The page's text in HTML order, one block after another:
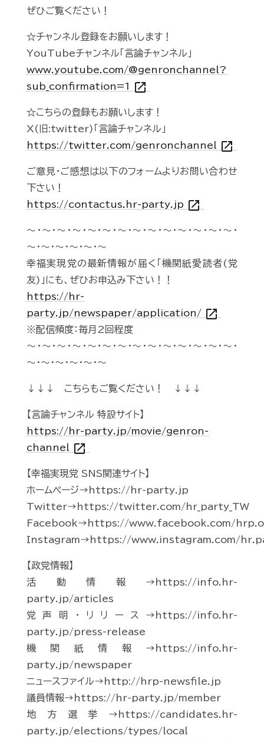
ぜひご覧ください！
☆チャンネル登録をお願いします！
YouTubeチャンネル「言論チャンネル」
www.youtube.com/@genronchannel?
sub_confirmation=1 open_in_new
☆こちらの登録もお願いします！
X(旧:twitter)「言論チャンネル」
https://twitter.com/genronchannel open_in_new
ご意見・ご感想は以下のフォームよりお問い合わせ
下さい！
https://contactus.hr-party.jp open_in_new
～・～・～・～・～・～・～・～・～・～・～・～・～・～・
～・～・～・～・～・～
幸福実現党の最新情報が届く「機関紙愛読者(党
友)」にも、ぜひお申込み下さい！！
https://hr-
party.jp/newspaper/application/ open_in_new
※配信頻度：毎月2回程度
～・～・～・～・～・～・～・～・～・～・～・～・～・～・
～・～・～・～・～・～
↓↓↓ こちらもご覧ください！ ↓↓↓
【言論チャンネル 特設サイト】
https://hr-party.jp/movie/genron-
channel open_in_new
【幸福実現党 SNS関連サイト】
ホームページ→https://hr-party.jp
Twitter→https://twitter.com/hr_party_TW
Facebook→https://www.facebook.com/
Instagram→https://www.instagram.com/
【政党情報】
活動情報→https://info.hr-
party.jp/articles
党声明・リリース→https://info.hr-
party.jp/press-release
機関紙情報→https://info.hr-
party.jp/newspaper
ニュースファイル→http://hrp-newsfile.jp
議員情報→https://hr-party.jp/member
地方選挙→https://candidates.hr-
party.jp/elections/types/local